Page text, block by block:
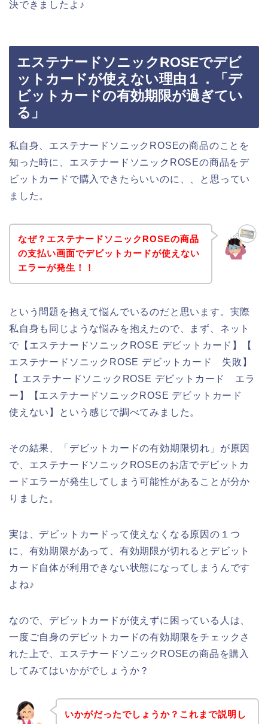
決できましたよ♪
エステナードソニックROSEでデビ
ットカードが使えない理由１．「デ
ビットカードの有効期限が過ぎてい
る」
私自身、エステナードソニックROSEの商品のことを
知った時に、エステナードソニックROSEの商品をデ
ビットカードで購入できたらいいのに、、と思ってい
ました。
なぜ？エステナードソニックROSEの商品
の支払い画面でデビットカードが使えない
エラーが発生！！
という問題を抱えて悩んでいるのだと思います。実際
私自身も同じような悩みを抱えたので、まず、ネット
で【エステナードソニックROSE デビットカード】【
エステナードソニックROSE デビットカード 失敗】
【 エステナードソニックROSE デビットカード エラ
ー】【エステナードソニックROSE デビットカード
使えない】という感じで調べてみました。
その結果、「デビットカードの有効期限切れ」が原因
で、エステナードソニックROSEのお店でデビットカ
ードエラーが発生してしまう可能性があることが分か
りました。
実は、デビットカードって使えなくなる原因の１つ
に、有効期限があって、有効期限が切れるとデビット
カード自体が利用できない状態になってしまうんです
よね♪
なので、デビットカードが使えずに困っている人は、
一度ご自身のデビットカードの有効期限をチェックさ
れた上で、エステナードソニックROSEの商品を購入
してみてはいかがでしょうか？
いかがだったでしょうか？これまで説明し